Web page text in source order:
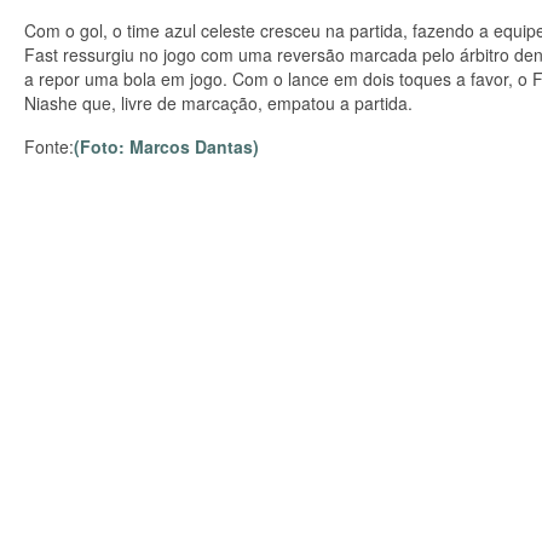
Com o gol, o time azul celeste cresceu na partida, fazendo a
Fast ressurgiu no jogo com uma reversão marcada pelo árbitro
a repor uma bola em jogo. Com o lance em dois toques a favor,
Niashe que, livre de marcação, empatou a partida.
Fonte:(Foto: Marcos Dantas)